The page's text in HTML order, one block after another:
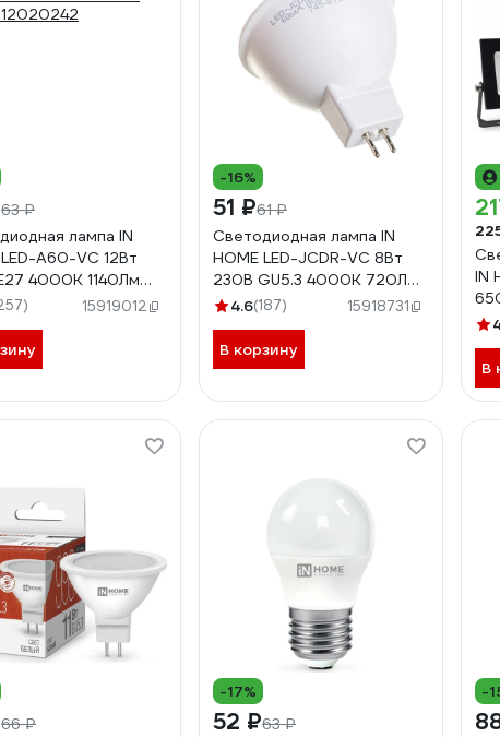
63 ₽
лампа IN
A60-VC 12Вт
4000К 1140Лм
15919012
-16%
51 ₽61 ₽
Светодиодная лампа IN
HOME LED-JCDR-VC 8Вт
230В GU5.3 4000К 720Лм
4690612020334
4.6(187) 15918731
В корзину
IN
В
66 ₽
-17%
52 ₽63 ₽
-